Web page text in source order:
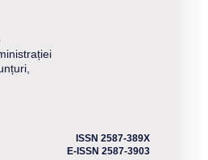
ISSN 2587-389X
E-ISSN 2587-3903